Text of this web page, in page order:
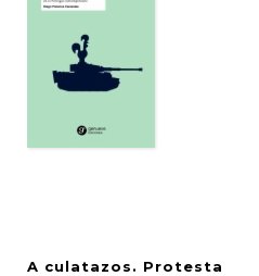
A culatazos. Protesta